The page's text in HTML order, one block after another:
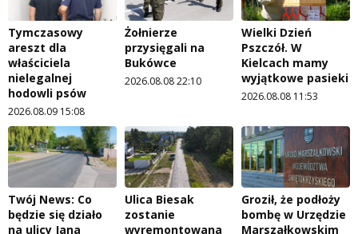
Tymczasowy
areszt dla
właściciela
nielegalnej
hodowli psów
2026.08.09 15:08
Żołnierze
przysięgali na
Bukówce
2026.08.08 22:10
Wielki Dzień
Pszczół. W
Kielcach mamy
wyjątkowe pasieki
2026.08.08 11:53
Twój News: Co
będzie się działo
na ulicy Jana
Ulica Biesak
zostanie
wyremontowana
Groził, że podłoży
bombę w Urzędzie
Marszałkowskim